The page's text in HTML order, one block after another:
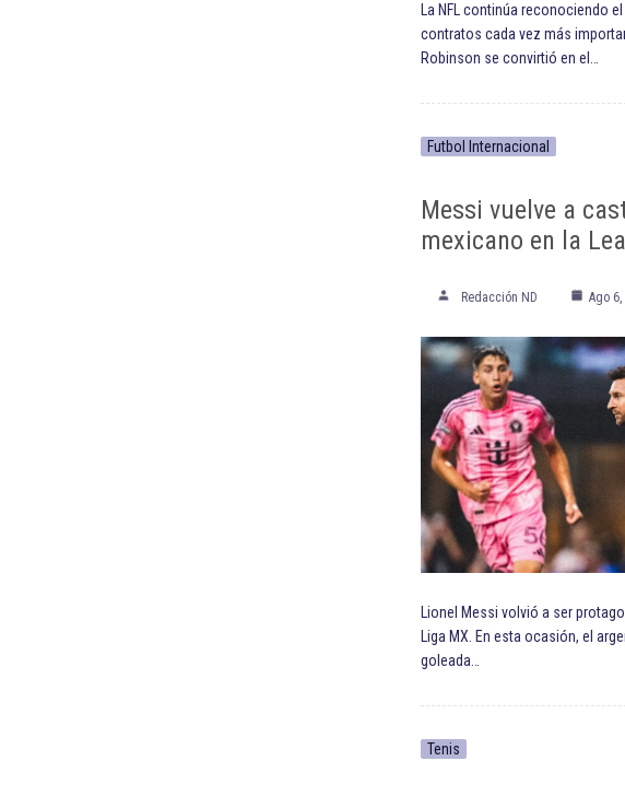
La NFL continúa reconociendo
contratos cada vez más
Robinson se convirtió en el…
Futbol Internacional
Messi vuelve a
mexicano en la
Redacción ND Ago
Lionel Messi volvió a ser
Liga MX. En esta ocasión, el
goleada…
Tenis